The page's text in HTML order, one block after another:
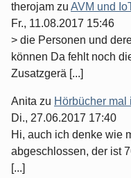
therojam zu AVM und
Fr., 11.08.2017 15:46
> die Personen und
können Da fehlt noch
Zusatzgerä [...]
Anita zu Hörbücher mal
Di., 27.06.2017 17:40
Hi, auch ich denke wie
abgeschlossen, der ist
[...]